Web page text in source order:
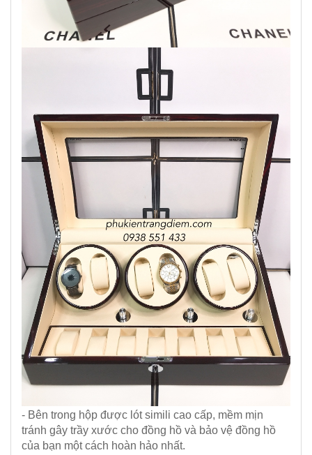
- Bên trong hộp được lót simili cao cấp, mềm mịn
tránh gây trầy xước cho đồng hồ và bảo vệ đồng hồ
của bạn một cách hoàn hảo nhất.